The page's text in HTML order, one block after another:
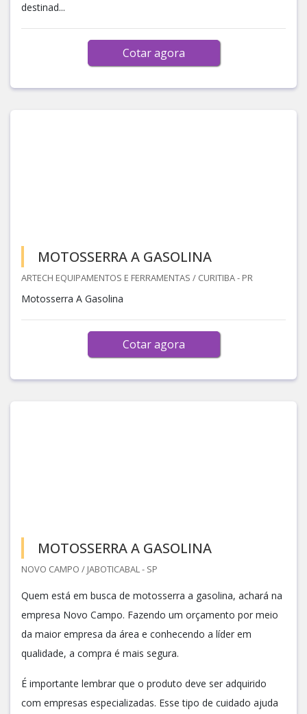
destinad...
Cotar agora
MOTOSSERRA A GASOLINA
ARTECH EQUIPAMENTOS E FERRAMENTAS / CURITIBA - PR
Motosserra A Gasolina
Cotar agora
MOTOSSERRA A GASOLINA
NOVO CAMPO / JABOTICABAL - SP
Quem está em busca de motosserra a gasolina, achará na
empresa Novo Campo. Fazendo um orçamento por meio
da maior empresa da área e conhecendo a líder em
qualidade, a compra é mais segura.
É importante lembrar que o produto deve ser adquirido
com empresas especializadas. Esse tipo de cuidado ajuda